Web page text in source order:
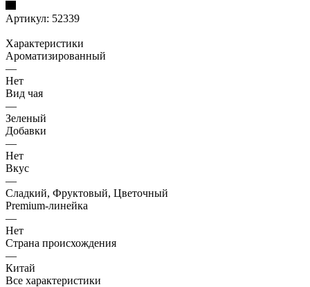
Артикул: 52339
Характеристики
Ароматизированный
—
Нет
Вид чая
—
Зеленый
Добавки
—
Нет
Вкус
—
Сладкий, Фруктовый, Цветочный
Premium-линейка
—
Нет
Страна происхождения
—
Китай
Все характеристики